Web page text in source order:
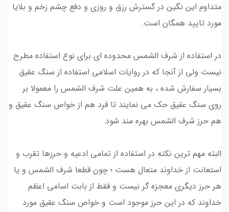
متداوم این نگین در گسترش رزق و روزی و دفع چشم زخم و بلایا
مورد تایید همگان است.
در استفاده از شرف الشمس محدوده ای برای نوع استفاده مطرح
نیست ولی از آنجا که در روایات اسلامی استفاده از سنگ عقیق
بسیار سفارش شده ، به همین علت شرف الشمس را معمولا بر
روی سنگ عقیق حک می نمایند تا فرد هم از خواص سنگ عقیق و
هم حرز شرف الشمس بهره مند شود.
البته مهم ترین نکته در استفاده از تمامی ادعیه و حرزها تقرب و
استعانت از خداوند متعال هست ؛ چون قطعا شرف الشمس و یا
هر حرز دیگری معجزه گر نیست و فقط از بابت اسامی اعظم
خداوند که در این حرز موجود است و خواص سنگ عقیق مورد